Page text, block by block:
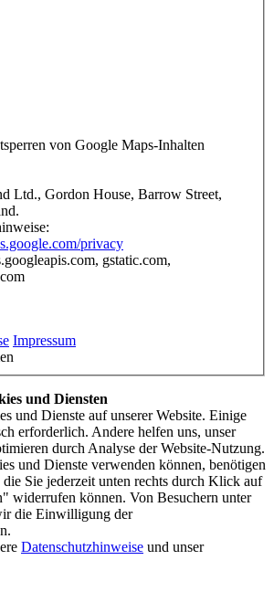
von Google Maps-Inhalten
Ltd., Gordon House, Barrow Street,
privacy
gstatic.com,
Impressum
und Diensten
und Dienste auf unserer Website. Einige
erforderlich. Andere helfen uns, unser
durch Analyse der Website-Nutzung.
und Dienste verwenden können, benötigen
Sie jederzeit unten rechts durch Klick auf
widerrufen können. Von Besuchern unter
die Einwilligung der
Datenschutzhinweise und unser